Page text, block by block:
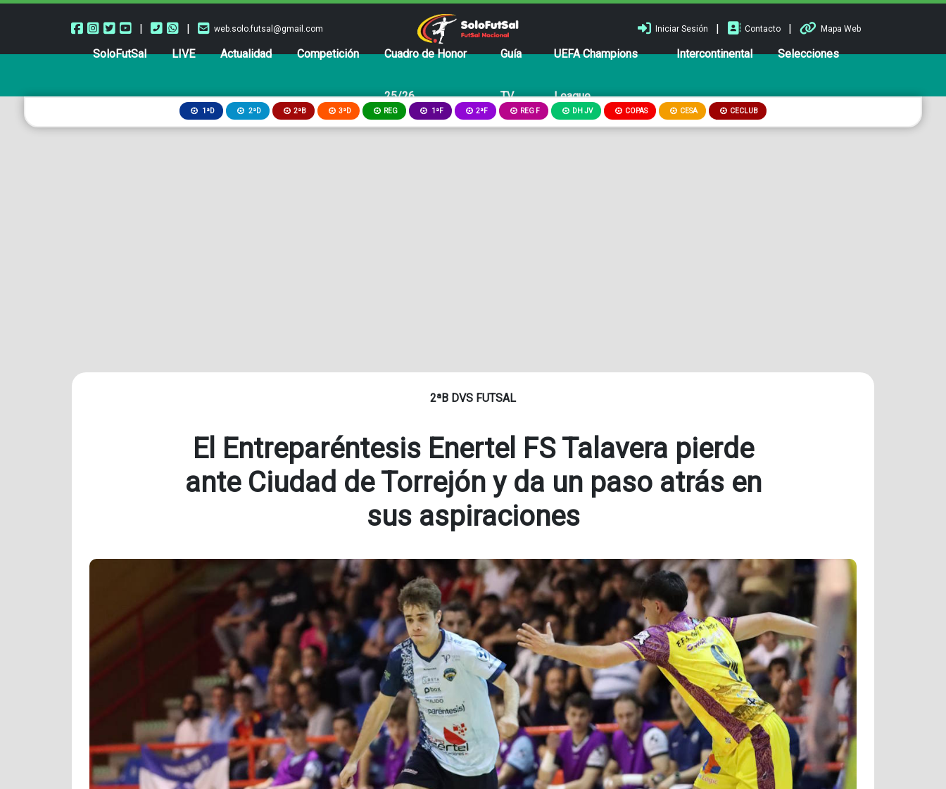
| | web.solo.futsal@gmail.com Iniciar Sesión | Contacto | Mapa Web
SoloFutSal LIVE Actualidad Competición Cuadro de Honor
25/26
Guía
TV
UEFA Champions
League
Intercontinental Selecciones
1ªD 2ªD 2ªB 3ªD REG 1ªF 2ªF REG F DH JV COPAS CESA CECLUB
2ªB DVS FUTSAL
El Entreparéntesis Enertel FS Talavera pierde
ante Ciudad de Torrejón y da un paso atrás en
sus aspiraciones